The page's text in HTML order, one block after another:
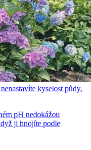
kyselost půdy,
pH nedokážou
ji hnojíte podle